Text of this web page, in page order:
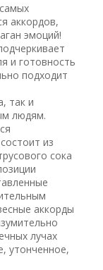
аккордов,
эмоций!
и готовность
подходит
так и
людям.
из
сока
аккорды
лучах
утонченное,